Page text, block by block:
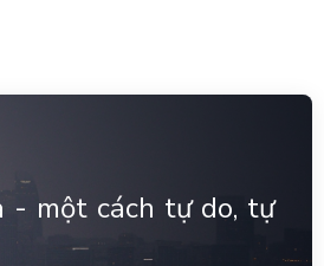
- một cách tự do, tự